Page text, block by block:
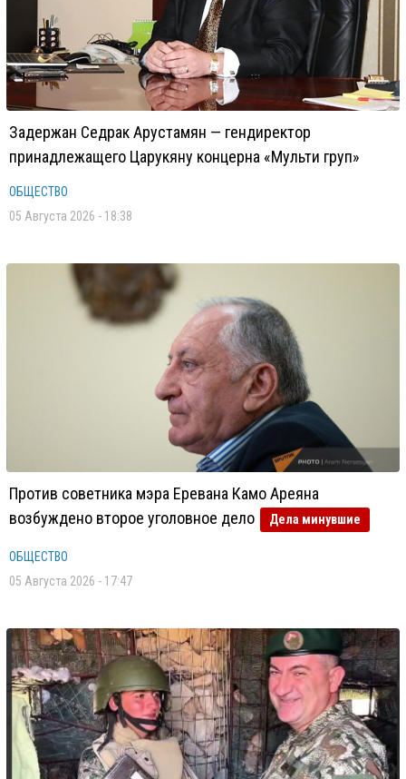
Задержан Седрак Арустамян — гендиректор
принадлежащего Царукяну концерна «Мульти груп»
ОБЩЕСТВО
05 Августа 2026 - 18:38
Против советника мэра Еревана Камо Ареяна
возбуждено второе уголовное дело
Дела минувшие
ОБЩЕСТВО
05 Августа 2026 - 17:47